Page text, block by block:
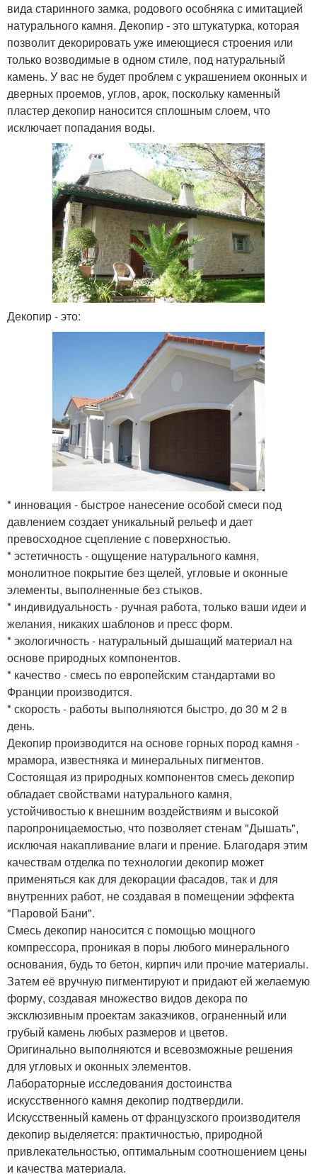
вида старинного замка, родового особняка с имитацией
натурального камня. Декопир - это штукатурка, которая
позволит декорировать уже имеющиеся строения или
только возводимые в одном стиле, под натуральный
камень. У вас не будет проблем с украшением оконных и
дверных проемов, углов, арок, поскольку каменный
пластер декопир наносится сплошным слоем, что
исключает попадания воды.
Декопир - это:
* инновация - быстрое нанесение особой смеси под
давлением создает уникальный рельеф и дает
превосходное сцепление с поверхностью.
* эстетичность - ощущение натурального камня,
монолитное покрытие без щелей, угловые и оконные
элементы, выполненные без стыков.
* индивидуальность - ручная работа, только ваши идеи и
желания, никаких шаблонов и пресс форм.
* экологичность - натуральный дышащий материал на
основе природных компонентов.
* качество - смесь по европейским стандартами во
Франции производится.
* скорость - работы выполняются быстро, до 30 м 2 в
день.
Декопир производится на основе горных пород камня -
мрамора, известняка и минеральных пигментов.
Состоящая из природных компонентов смесь декопир
обладает свойствами натурального камня,
устойчивостью к внешним воздействиям и высокой
паропроницаемостью, что позволяет стенам "Дышать",
исключая накапливание влаги и прение. Благодаря этим
качествам отделка по технологии декопир может
применяться как для декорации фасадов, так и для
внутренних работ, не создавая в помещении эффекта
"Паровой Бани".
Смесь декопир наносится с помощью мощного
компрессора, проникая в поры любого минерального
основания, будь то бетон, кирпич или прочие материалы.
Затем её вручную пигментируют и придают ей желаемую
форму, создавая множество видов декора по
эксклюзивным проектам заказчиков, ограненный или
грубый камень любых размеров и цветов.
Оригинально выполняются и всевозможные решения
для угловых и оконных элементов.
Лабораторные исследования достоинства
искусственного камня декопир подтвердили.
Искусственный камень от французского производителя
декопир выделяется: практичностью, природной
привлекательностью, оптимальным соотношением цены
и качества материала.